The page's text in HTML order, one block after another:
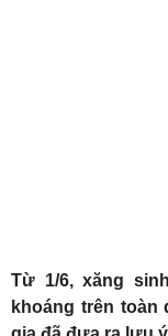
Từ 1/6, xăng
khoáng trên